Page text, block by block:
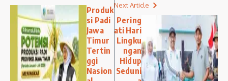
Produk
si Padi
Jawa
Timur
Tertin
ggi
Nasion
Next Article
Pering
ati Hari
Lingku
ngan
Hidup
Seduni